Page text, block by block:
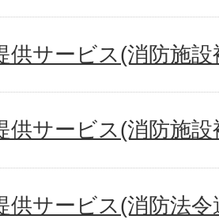
供サービス(消防施
供サービス(消防施
供サービス(消防法